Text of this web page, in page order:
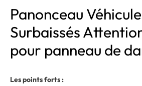
Panonceau
Surbaissés
pour panneau de
Les points forts :